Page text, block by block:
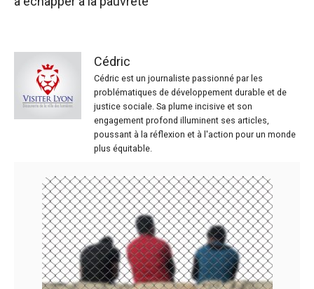
Cédric
Cédric est un journaliste passionné par les
problématiques de développement durable et de
justice sociale. Sa plume incisive et son
engagement profond illuminent ses articles,
poussant à la réflexion et à l'action pour un monde
plus équitable.